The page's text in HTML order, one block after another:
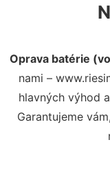
Oprava batérie
nami –
hlavných výhod
Garantujeme